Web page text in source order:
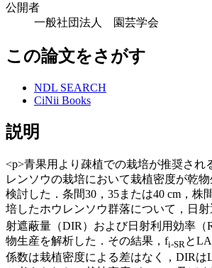
公開者
一般社団法人 園芸学会
この論文をさがす
NDL SEARCH
CiNii Books
説明
<p>青果用より疎植での栽培が推奨され
レンソウの栽培において栽植密度が乾
検討した．条間30，35または40 cm，株
培したホウレンソウ群落について，日
射遮蔽量（DIR）および日射利用効率（
物生産を解析した．その結果，fi-SR と
係数は栽植密度による差はなく，DIRは